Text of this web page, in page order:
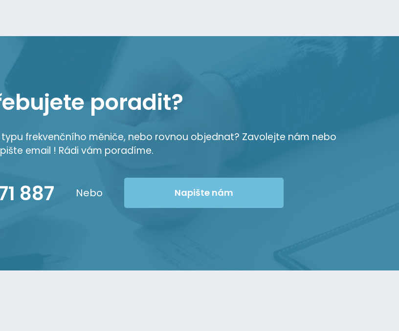
poradit?
frekvenčního měniče, nebo rovnou objednat? Zavolejte nám nebo
email ! Rádi vám poradíme.
887 Nebo Napište nám